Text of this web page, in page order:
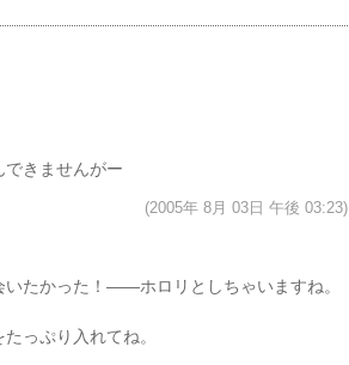
きませんがー
(2005年 8月 03日 午後 03:23)
たかった！――ホロリとしちゃいますね。
っぷり入れてね。